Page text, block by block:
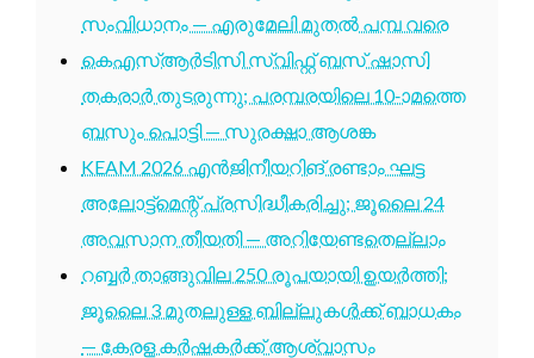
സംവിധാനം — എരുമേലി മുതൽ പമ്പ വരെ
കെഎസ്ആർടിസി സ്വിഫ്റ്റ് ബസ് ഷാസി
തകരാർ തുടരുന്നു; പരമ്പരയിലെ 10-ാമത്തെ
ബസും പൊട്ടി — സുരക്ഷാ ആശങ്ക
KEAM 2026 എൻജിനീയറിങ് രണ്ടാം ഘട്ട
അലോട്ട്മെന്റ് പ്രസിദ്ധീകരിച്ചു; ജൂലൈ 24
അവസാന തീയതി — അറിയേണ്ടതെല്ലാം
റബ്ബർ താങ്ങുവില 250 രൂപയായി ഉയർത്തി;
ജൂലൈ 3 മുതലുള്ള ബില്ലുകൾക്ക് ബാധകം
— കേരള കർഷകർക്ക് ആശ്വാസം